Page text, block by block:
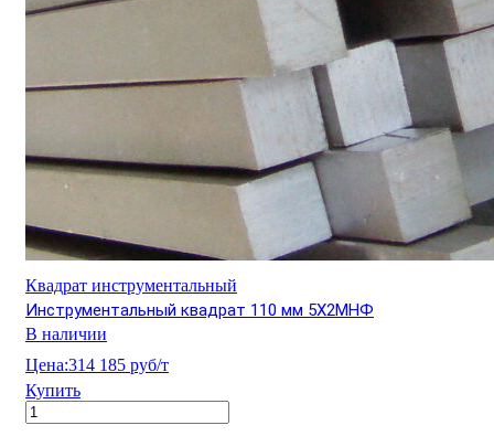
Квадрат инструментальный
Инструментальный квадрат 110 мм 5Х2МНФ
В наличии
Цена:314 185 руб/т
Купить